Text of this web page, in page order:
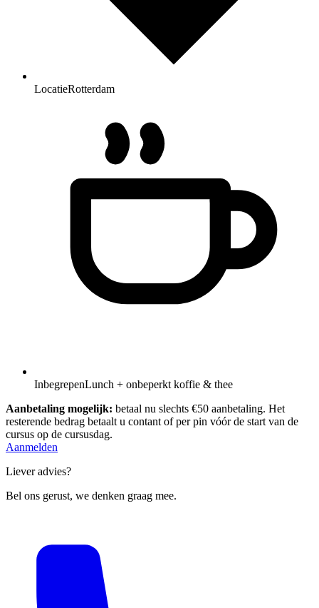
LocatieRotterdam
InbegrepenLunch + onbeperkt koffie & thee
Aanbetaling mogelijk: betaal nu slechts €50 aanbetaling. Het
resterende bedrag betaalt u contant of per pin vóór de start van de
cursus op de cursusdag.
Aanmelden
Liever advies?
Bel ons gerust, we denken graag mee.